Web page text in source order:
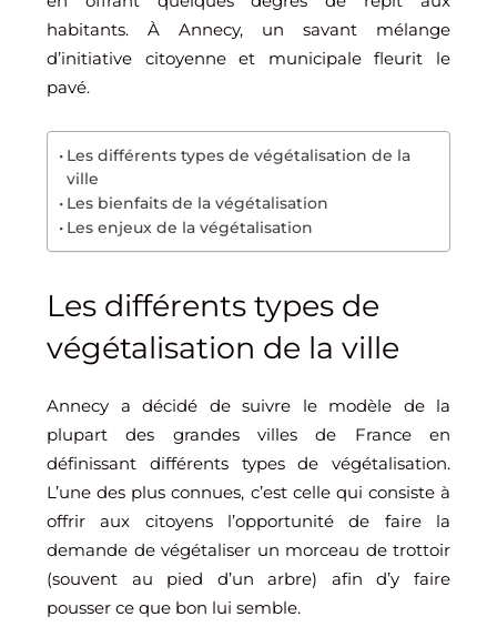
habitants. À Annecy, un savant mélange
d’initiative citoyenne et municipale fleurit le
pavé.
Les différents types de végétalisation de la
ville
Les bienfaits de la végétalisation
Les enjeux de la végétalisation
Les différents types de
végétalisation de la ville
Annecy a décidé de suivre le modèle de la
plupart des grandes villes de France en
définissant différents types de végétalisation.
L’une des plus connues, c’est celle qui consiste à
offrir aux citoyens l’opportunité de faire la
demande de végétaliser un morceau de trottoir
(souvent au pied d’un arbre) afin d’y faire
pousser ce que bon lui semble.